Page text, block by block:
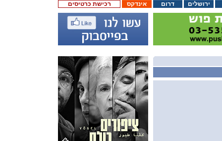
רכישת כרטיסים אינדקס דרום ירושלים